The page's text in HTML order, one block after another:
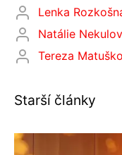
Lenka
Natálie
Tereza
Starší články